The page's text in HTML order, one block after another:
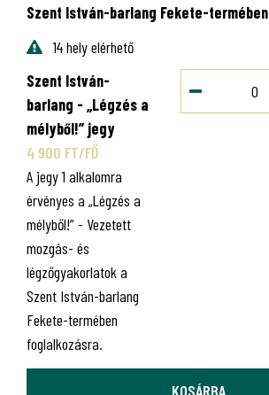
Szent István-barlang Fekete-termében
14 hely elérhető
Szent István-
barlang - „Légzés a
mélyből!” jegy
4 900 FT/FŐ
A jegy 1 alkalomra
érvényes a „Légzés a
mélyből!” - Vezetett
mozgás- és
légzőgyakorlatok a
Szent István-barlang
Fekete-termében
foglalkozásra.
KOSÁRBA